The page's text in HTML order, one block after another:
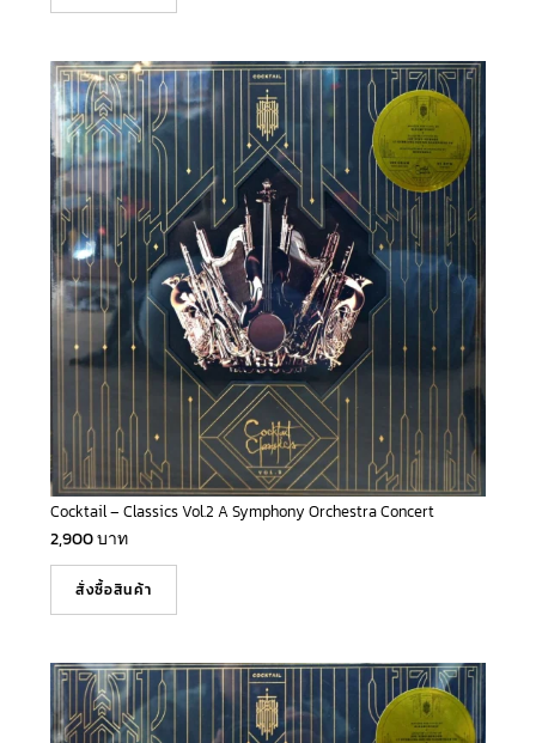
Cocktail – Classics Vol.2 A Symphony Orchestra Concert
2,900บาท
สั่งซื้อสินค้า